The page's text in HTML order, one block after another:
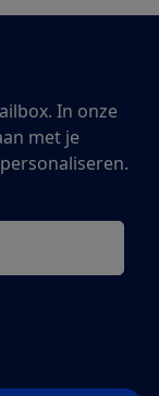
In onze
met je